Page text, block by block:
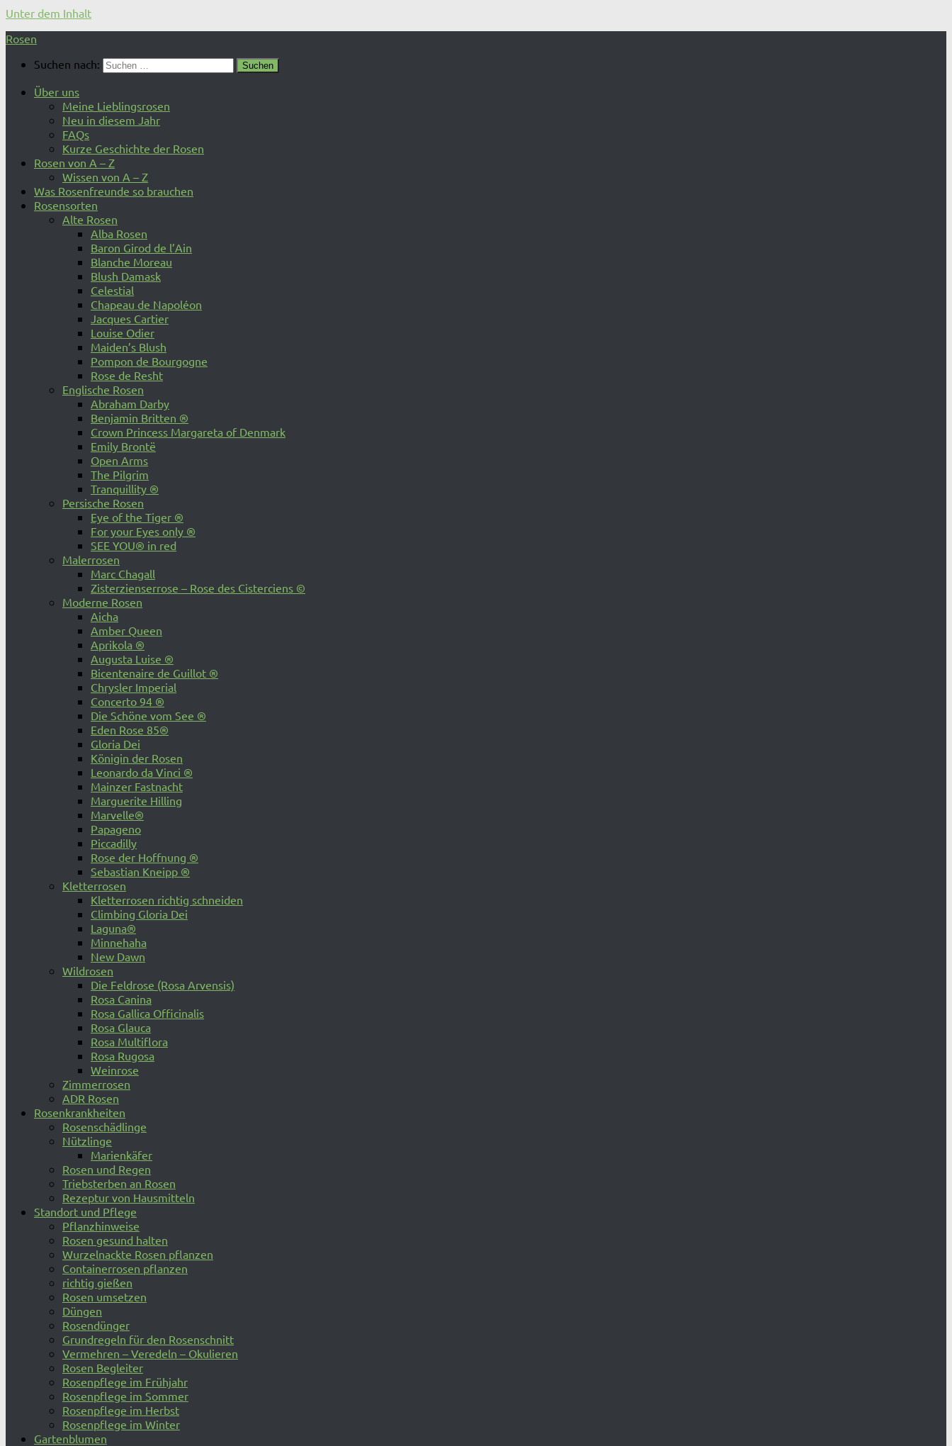
Unter dem Inhalt
Rosen
Suchen nach:
Über uns
Meine Lieblingsrosen
Neu in diesem Jahr
FAQs
Kurze Geschichte der Rosen
Rosen von A – Z
Wissen von A – Z
Was Rosenfreunde so brauchen
Rosensorten
Alte Rosen
Alba Rosen
Baron Girod de l’Ain
Blanche Moreau
Blush Damask
Celestial
Chapeau de Napoléon
Jacques Cartier
Louise Odier
Maiden’s Blush
Pompon de Bourgogne
Rose de Resht
Englische Rosen
Abraham Darby
Benjamin Britten ®
Crown Princess Margareta of Denmark
Emily Brontë
Open Arms
The Pilgrim
Tranquillity ®
Persische Rosen
Eye of the Tiger ®
For your Eyes only ®
SEE YOU® in red
Malerrosen
Marc Chagall
Zisterzienserrose – Rose des Cisterciens ©
Moderne Rosen
Aicha
Amber Queen
Aprikola ®
Augusta Luise ®
Bicentenaire de Guillot ®
Chrysler Imperial
Concerto 94 ®
Die Schöne vom See ®
Eden Rose 85®
Gloria Dei
Königin der Rosen
Leonardo da Vinci ®
Mainzer Fastnacht
Marguerite Hilling
Marvelle®
Papageno
Piccadilly
Rose der Hoffnung ®
Sebastian Kneipp ®
Kletterrosen
Kletterrosen richtig schneiden
Climbing Gloria Dei
Laguna®
Minnehaha
New Dawn
Wildrosen
Die Feldrose (Rosa Arvensis)
Rosa Canina
Rosa Gallica Officinalis
Rosa Glauca
Rosa Multiflora
Rosa Rugosa
Weinrose
Zimmerrosen
ADR Rosen
Rosenkrankheiten
Rosenschädlinge
Nützlinge
Marienkäfer
Rosen und Regen
Triebsterben an Rosen
Rezeptur von Hausmitteln
Standort und Pflege
Pflanzhinweise
Rosen gesund halten
Wurzelnackte Rosen pflanzen
Containerrosen pflanzen
richtig gießen
Rosen umsetzen
Düngen
Rosendünger
Grundregeln für den Rosenschnitt
Vermehren – Veredeln – Okulieren
Rosen Begleiter
Rosenpflege im Frühjahr
Rosenpflege im Sommer
Rosenpflege im Herbst
Rosenpflege im Winter
Gartenblumen